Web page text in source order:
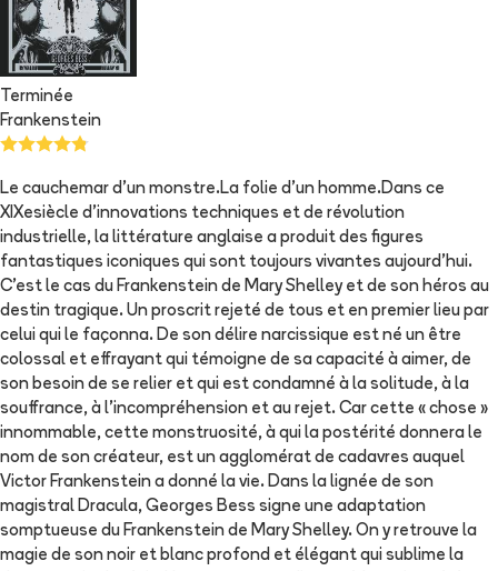
Terminée
Frankenstein
Le cauchemar d’un monstre.La folie d’un homme.Dans ce
XIXesiècle d'innovations techniques et de révolution
industrielle, la littérature anglaise a produit des figures
fantastiques iconiques qui sont toujours vivantes aujourd'hui.
C'est le cas du Frankenstein de Mary Shelley et de son héros au
destin tragique. Un proscrit rejeté de tous et en premier lieu par
celui qui le façonna. De son délire narcissique est né un être
colossal et effrayant qui témoigne de sa capacité à aimer, de
son besoin de se relier et qui est condamné à la solitude, à la
souffrance, à l'incompréhension et au rejet. Car cette « chose »
innommable, cette monstruosité, à qui la postérité donnera le
nom de son créateur, est un agglomérat de cadavres auquel
Victor Frankenstein a donné la vie. Dans la lignée de son
magistral Dracula, Georges Bess signe une adaptation
somptueuse du Frankenstein de Mary Shelley. On y retrouve la
magie de son noir et blanc profond et élégant qui sublime la